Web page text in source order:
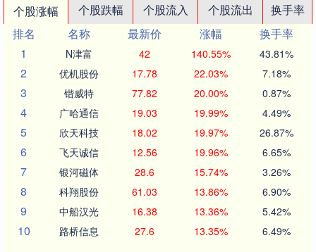
个股涨幅 个股跌幅 个股流入 个股流出
换手率
排名
名称 最新价 涨幅
换手率
1
N津富 42 140.55% 43.81%
2 优机股份 17.78 22.03% 7.18%
3 锴威特 77.82 20.00% 0.87%
4 广哈通信 19.03 19.99% 4.49%
5 欣天科技 18.02 19.97% 26.87%
6 飞天诚信 12.56 19.96% 6.65%
7 银河磁体 28.6 15.74% 3.26%
8 科翔股份 61.03 13.86% 6.90%
9 中船汉光 16.38 13.36% 5.42%
10 路桥信息 27.6 13.35% 6.49%